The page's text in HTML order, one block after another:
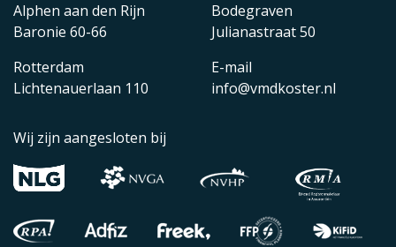
Alphen aan den Rijn
Baronie 60-66
Rotterdam
Lichtenauerlaan 110
Bodegraven
Julianastraat 50
E-mail
info@vmdkoster.nl
Wij zijn aangesloten bij